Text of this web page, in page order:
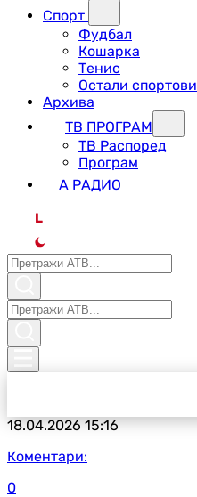
Спорт
Фудбал
Кошарка
Тенис
Остали спортови
Архива
ТВ ПРОГРАМ
ТВ Распоред
Програм
А РАДИО
L
18.04.202615:16
Коментари:
0